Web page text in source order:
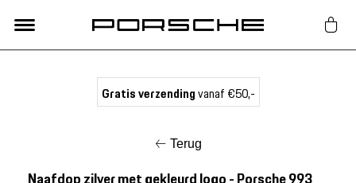
Gratis verzendingvanaf €50,-
Terug
Naafdop zilver met gekleurd logo - Porsche 993